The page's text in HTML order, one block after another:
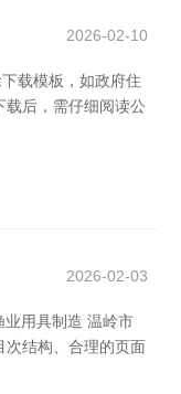
2026-02-10
载模板，如政府住
后，需仔细阅读公
2026-02-03
业用具制造 温岭市
次结构、合理的页面